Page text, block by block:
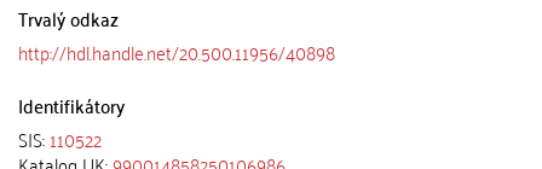
Trvalý odkaz
http://hdl.handle.net/20.500.11956/40898
Identifikátory
SIS:110522